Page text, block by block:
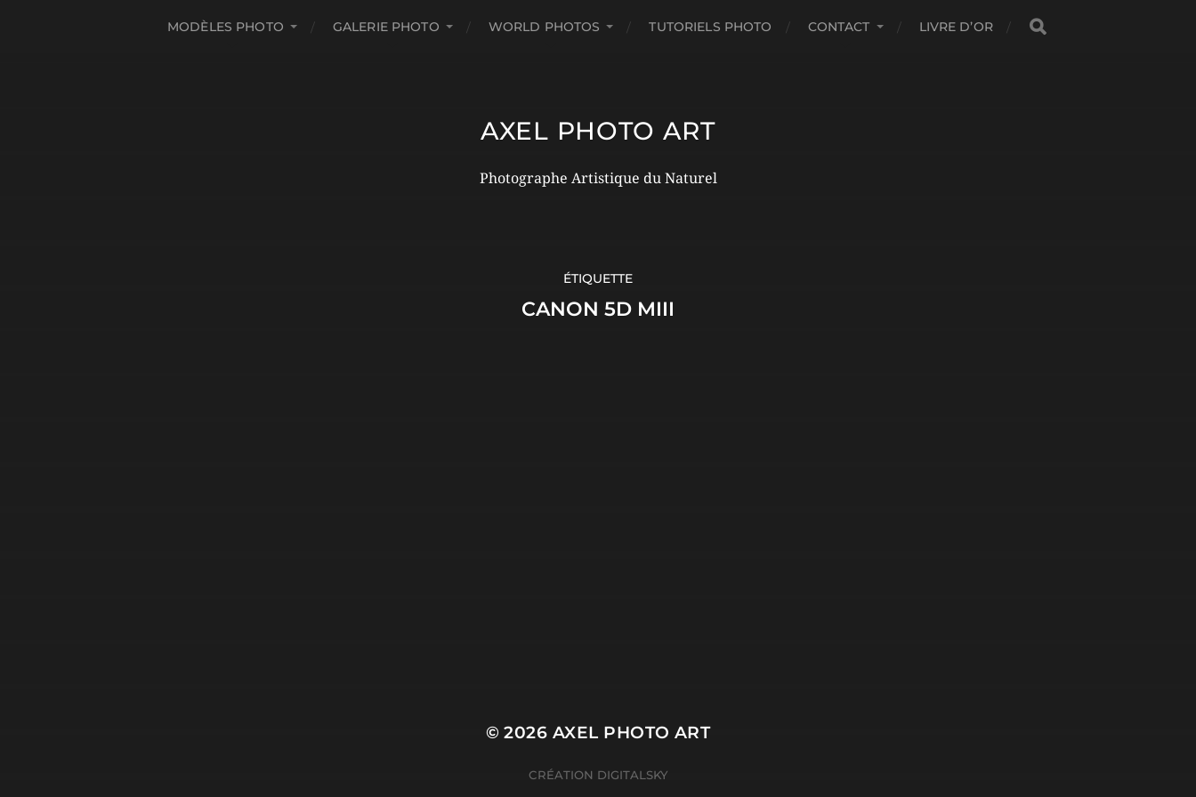
MODÈLES PHOTO GALERIE PHOTO WORLD PHOTOS TUTORIELS PHOTO CONTACT LIVRE D’OR
AXEL PHOTO ART
Photographe Artistique du Naturel
ÉTIQUETTE
CANON 5D MIII
© 2026 AXEL PHOTO ART
CRÉATION DIGITALSKY